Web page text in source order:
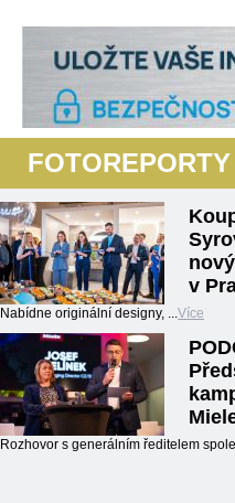
FOTOREPORTY
v
Nabídne originální designy, ...Více
Rozhovor s generálním ředitelem